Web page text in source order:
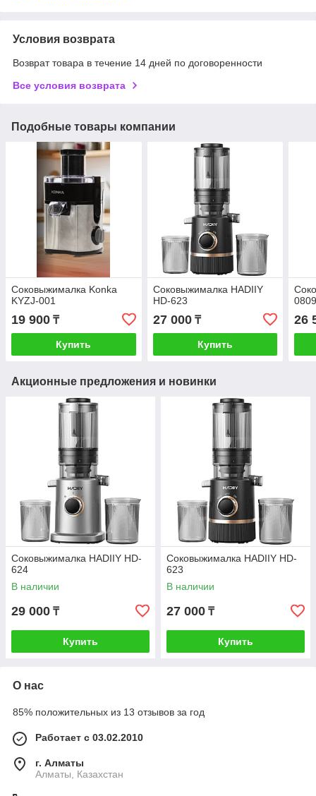
Условия возврата
Возврат товара в течение 14 дней по договоренности
Все условия возврата
Подобные товары компании
Соковыжималка Konka
KYZJ-001
19 900 ₸
Купить
Соковыжималка HADIIY
HD-623
27 000₸
Купить
26
Акционные предложения и новинки
Соковыжималка HADIIY HD-
624
В наличии
29 000 ₸
Купить
Соковыжималка HADIIY HD-
623
В наличии
27 000 ₸
Купить
О нас
85% положительных из 13 отзывов за год
Работает с 03.02.2010
г. Алматы
Алматы, Казахстан